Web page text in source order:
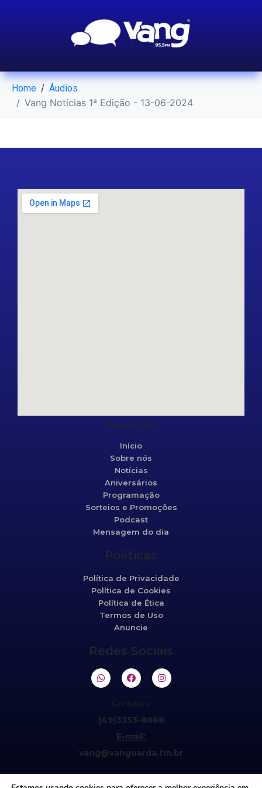
Home Áudios
Vang Notícias 1ª Edição - 13-06-2024
Mapa do site
Início
Sobre nós
Notícias
Aniversários
Programação
Sorteios e Promoções
Podcast
Mensagem do dia
Políticas
Política de Privacidade
Política de Cookies
Política de Ética
Termos de Uso
Anuncie
Redes Sociais
Contatos:
(49)3353-8888
E-mail:
vang@vanguarda.fm.br